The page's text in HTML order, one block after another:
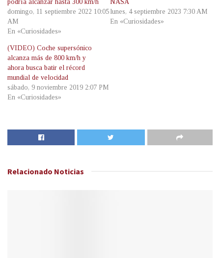
podría alcanzar hasta 300 km/h
domingo, 11 septiembre 2022 10:05
AM
En «Curiosidades»
NASA
lunes, 4 septiembre 2023 7:30 AM
En «Curiosidades»
(VIDEO) Coche supersónico
alcanza más de 800 km/h y
ahora busca batir el récord
mundial de velocidad
sábado, 9 noviembre 2019 2:07 PM
En «Curiosidades»
Relacionado Noticias